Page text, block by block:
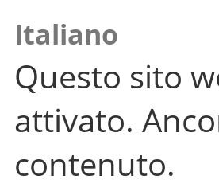
Italiano
Questo sito
attivato.
contenuto.